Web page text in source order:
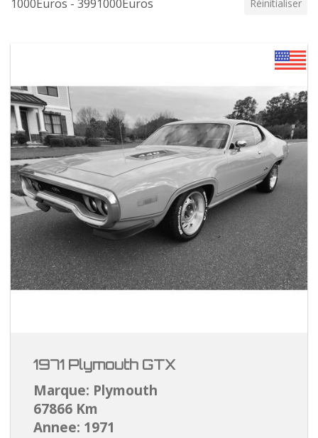
1000Euros - 3991000Euros Réinitialiser
1971 Plymouth GTX
Marque: Plymouth
67866 Km
Annee: 1971